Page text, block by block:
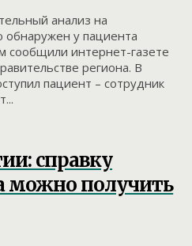
анализ на
у пациента
сообщили интернет-газете
региона. В
пациент – сотрудник
справку
можно получить